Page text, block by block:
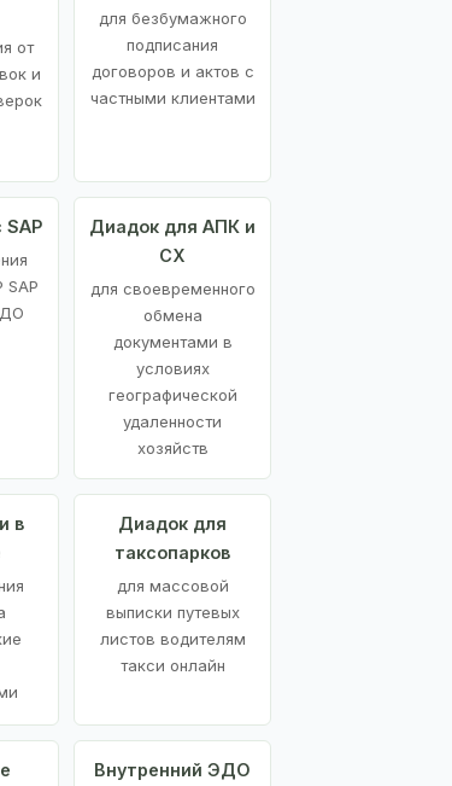
от
и
для безбумажного
подписания
договоров и актов с
частными клиентами
SAP
SAP
Диадок для АПК и
СХ
для своевременного
обмена
документами в
условиях
географической
удаленности
хозяйств
в
Диадок для
таксопарков
для массовой
выписки путевых
листов водителям
такси онлайн
Внутренний ЭДО